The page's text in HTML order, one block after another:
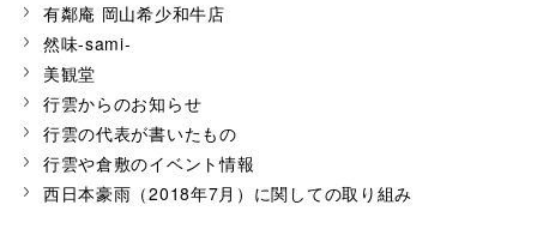
有鄰庵 岡山希少和牛店
然味-sami-
美観堂
行雲からのお知らせ
行雲の代表が書いたもの
行雲や倉敷のイベント情報
西日本豪雨（2018年7月）に関しての取り組み